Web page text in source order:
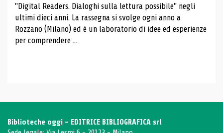
"Digital Readers. Dialoghi sulla lettura possibile" negli
ultimi dieci anni. La rassegna si svolge ogni anno a
Rozzano (Milano) ed è un laboratorio di idee ed esperienze
per comprendere ...
Biblioteche oggi - EDITRICE BIBLIOGRAFICA srl